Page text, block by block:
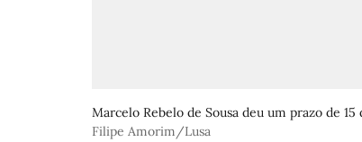
Marcelo Rebelo de Sousa deu um prazo de
Filipe Amorim/Lusa